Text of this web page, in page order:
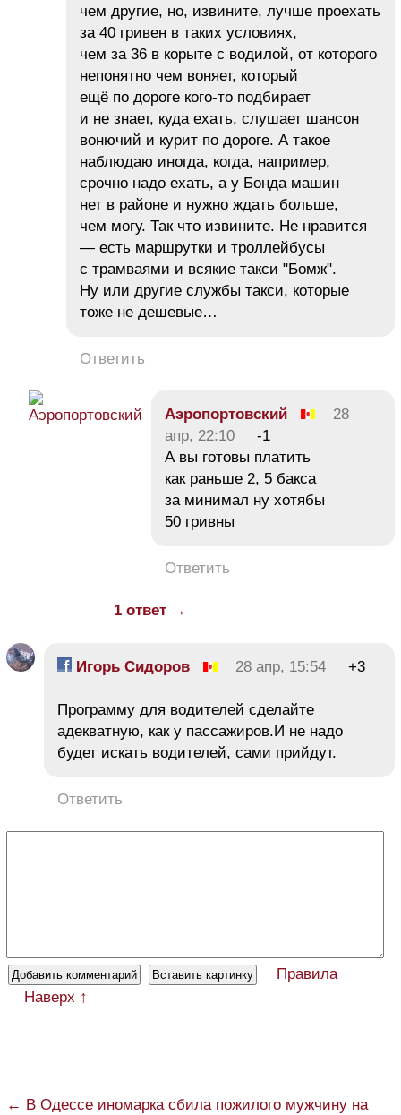
чем другие, но, извините, лучше проехать
за 40 гривен в таких условиях,
чем за 36 в корыте с водилой, от которого
непонятно чем воняет, который
ещё по дороге кого-то подбирает
и не знает, куда ехать, слушает шансон
вонючий и курит по дороге. А такое
наблюдаю иногда, когда, например,
срочно надо ехать, а у Бонда машин
нет в районе и нужно ждать больше,
чем могу. Так что извините. Не нравится
— есть маршрутки и троллейбусы
с трамваями и всякие такси "Бомж".
Ну или другие службы такси, которые
тоже не дешевые…
Ответить
Аэропортовский
28
апр, 22:10
-1
А вы готовы платить
как раньше 2, 5 бакса
за минимал ну хотябы
50 гривны
Ответить
1 ответ →
Игорь Сидоров 28 апр, 15:54 +3
Программу для водителей сделайте
адекватную, как у пассажиров.И не надо
будет искать водителей, сами прийдут.
Ответить
Правила
Наверх ↑
← В Одессе иномарка сбила пожилого мужчину на